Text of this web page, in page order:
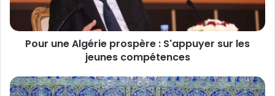
Pour une Algérie prospère : S'appuyer sur les
jeunes compétences